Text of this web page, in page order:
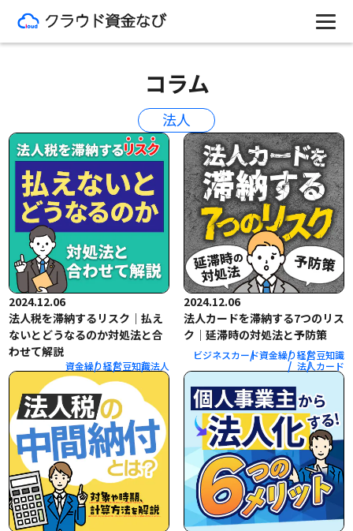
コラム
法人
2024.12.06
法人税を滞納するリスク｜払え
ないとどうなるのか対処法と合
わせて解説
資金繰り経営豆知識法人
2024.12.06
法人カードを滞納する7つのリス
ク｜延滞時の対処法と予防策
ビジネスカード資金繰り経営豆知識
法人カード